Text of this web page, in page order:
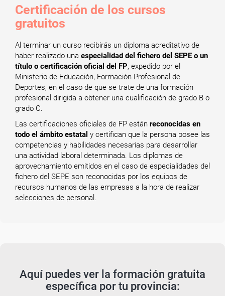
Certificación de los cursos
gratuitos
Al terminar un curso recibirás un diploma acreditativo de
haber realizado una especialidad del fichero del SEPE o un
título o certificación oficial del FP, expedido por el
Ministerio de Educación, Formación Profesional de
Deportes, en el caso de que se trate de una formación
profesional dirigida a obtener una cualificación de grado B o
grado C.
Las certificaciones oficiales de FP están reconocidas en
todo el ámbito estatal y certifican que la persona posee las
competencias y habilidades necesarias para desarrollar
una actividad laboral determinada. Los diplomas de
aprovechamiento emitidos en el caso de especialidades del
fichero del SEPE son reconocidas por los equipos de
recursos humanos de las empresas a la hora de realizar
selecciones de personal.
Aquí puedes ver la formación gratuita
específica por tu provincia: